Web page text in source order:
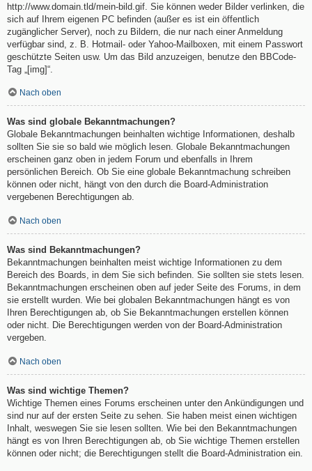
http://www.domain.tld/mein-bild.gif. Sie können weder Bilder verlinken, die
sich auf Ihrem eigenen PC befinden (außer es ist ein öffentlich
zugänglicher Server), noch zu Bildern, die nur nach einer Anmeldung
verfügbar sind, z. B. Hotmail- oder Yahoo-Mailboxen, mit einem Passwort
geschützte Seiten usw. Um das Bild anzuzeigen, benutze den BBCode-
Tag „[img]“.
Nach oben
Was sind globale Bekanntmachungen?
Globale Bekanntmachungen beinhalten wichtige Informationen, deshalb
sollten Sie sie so bald wie möglich lesen. Globale Bekanntmachungen
erscheinen ganz oben in jedem Forum und ebenfalls in Ihrem
persönlichen Bereich. Ob Sie eine globale Bekanntmachung schreiben
können oder nicht, hängt von den durch die Board-Administration
vergebenen Berechtigungen ab.
Nach oben
Was sind Bekanntmachungen?
Bekanntmachungen beinhalten meist wichtige Informationen zu dem
Bereich des Boards, in dem Sie sich befinden. Sie sollten sie stets lesen.
Bekanntmachungen erscheinen oben auf jeder Seite des Forums, in dem
sie erstellt wurden. Wie bei globalen Bekanntmachungen hängt es von
Ihren Berechtigungen ab, ob Sie Bekanntmachungen erstellen können
oder nicht. Die Berechtigungen werden von der Board-Administration
vergeben.
Nach oben
Was sind wichtige Themen?
Wichtige Themen eines Forums erscheinen unter den Ankündigungen und
sind nur auf der ersten Seite zu sehen. Sie haben meist einen wichtigen
Inhalt, weswegen Sie sie lesen sollten. Wie bei den Bekanntmachungen
hängt es von Ihren Berechtigungen ab, ob Sie wichtige Themen erstellen
können oder nicht; die Berechtigungen stellt die Board-Administration ein.